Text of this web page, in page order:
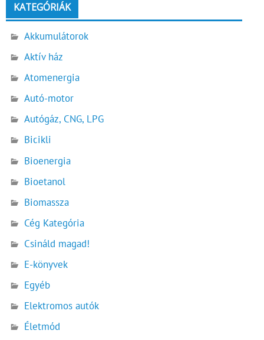
KATEGÓRIÁK
Akkumulátorok
Aktív ház
Atomenergia
Autó-motor
Autógáz, CNG, LPG
Bicikli
Bioenergia
Bioetanol
Biomassza
Cég Kategória
Csináld magad!
E-könyvek
Egyéb
Elektromos autók
Életmód